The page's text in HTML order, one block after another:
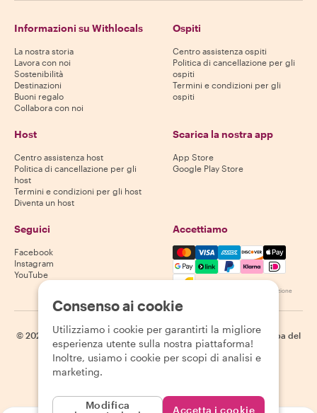
Informazioni su Withlocals
La nostra storia
Lavora con noi
Sostenibilità
Destinazioni
Buoni regalo
Collabora con noi
Ospiti
Centro assistenza ospiti
Politica di cancellazione per gli
ospiti
Termini e condizioni per gli
ospiti
Host
Centro assistenza host
Politica di cancellazione per gli
host
Termini e condizioni per gli host
Diventa un host
Scarica la nostra app
App Store
Google Play Store
Seguici
Facebook
Instagram
YouTube
Accettiamo
Mastercard, Visa, Amex,
La disponibilità varia in base alla destinazione
© 2026 Withlocals.com | Informativa sulla privacy Cookie | Mappa del
sito
Consenso ai cookie
Utilizziamo i cookie per garantirti la migliore
esperienza utente sulla nostra piattaforma!
Inoltre, usiamo i cookie per scopi di analisi e
marketing.
Modifica
Accetta i cookie